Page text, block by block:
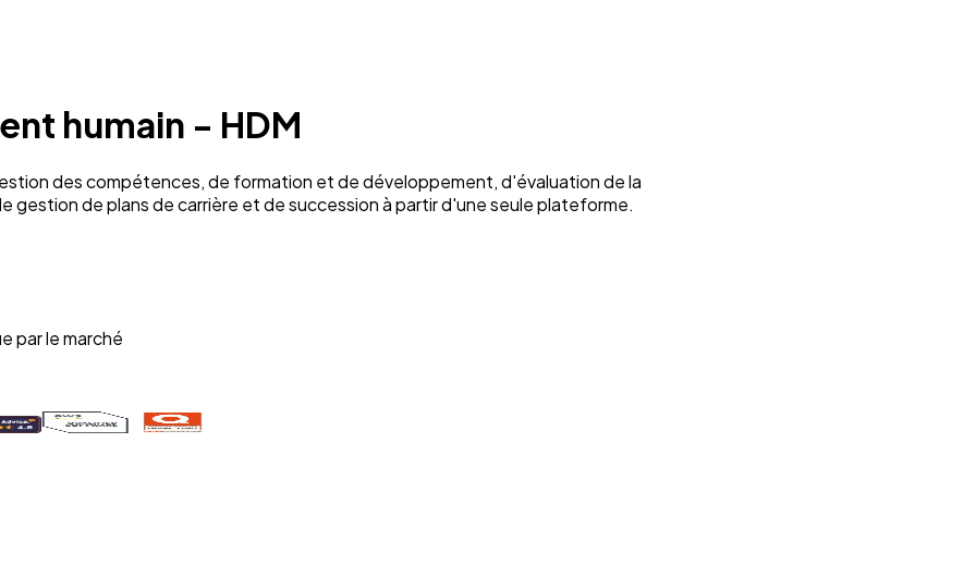
humain - HDM
des compétences, de formation et de développement, d'évaluation de la
gestion de plans de carrière et de succession à partir d'une seule plateforme.
par le marché